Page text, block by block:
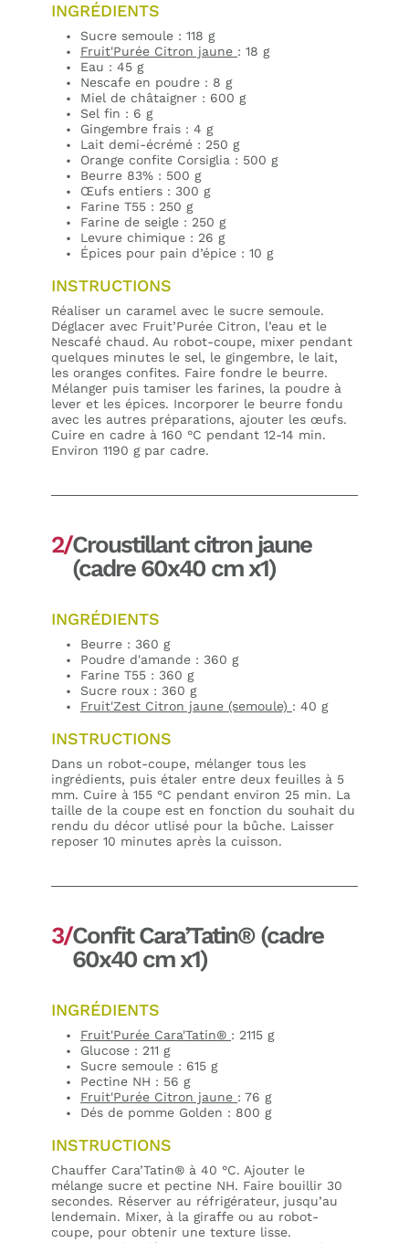
INGRÉDIENTS
Sucre semoule : 118 g
Fruit'Purée Citron jaune : 18 g
Eau : 45 g
Nescafe en poudre : 8 g
Miel de châtaigner : 600 g
Sel fin : 6 g
Gingembre frais : 4 g
Lait demi-écrémé : 250 g
Orange confite Corsiglia : 500 g
Beurre 83% : 500 g
Œufs entiers : 300 g
Farine T55 : 250 g
Farine de seigle : 250 g
Levure chimique : 26 g
Épices pour pain d’épice : 10 g
INSTRUCTIONS
Réaliser un caramel avec le sucre semoule.
Déglacer avec Fruit’Purée Citron, l’eau et le
Nescafé chaud. Au robot-coupe, mixer pendant
quelques minutes le sel, le gingembre, le lait,
les oranges confites. Faire fondre le beurre.
Mélanger puis tamiser les farines, la poudre à
lever et les épices. Incorporer le beurre fondu
avec les autres préparations, ajouter les œufs.
Cuire en cadre à 160 °C pendant 12-14 min.
Environ 1190 g par cadre.
2/Croustillant citron jaune
(cadre 60x40 cm x1)
INGRÉDIENTS
Beurre : 360 g
Poudre d'amande : 360 g
Farine T55 : 360 g
Sucre roux : 360 g
Fruit'Zest Citron jaune (semoule) : 40 g
INSTRUCTIONS
Dans un robot-coupe, mélanger tous les
ingrédients, puis étaler entre deux feuilles à 5
mm. Cuire à 155 °C pendant environ 25 min. La
taille de la coupe est en fonction du souhait du
rendu du décor utlisé pour la bûche. Laisser
reposer 10 minutes après la cuisson.
3/Confit Cara’Tatin® (cadre
60x40 cm x1)
INGRÉDIENTS
Fruit'Purée Cara'Tatin® : 2115 g
Glucose : 211 g
Sucre semoule : 615 g
Pectine NH : 56 g
Fruit'Purée Citron jaune : 76 g
Dés de pomme Golden : 800 g
INSTRUCTIONS
Chauffer Cara’Tatin® à 40 °C. Ajouter le
mélange sucre et pectine NH. Faire bouillir 30
secondes. Réserver au réfrigérateur, jusqu’au
lendemain. Mixer, à la giraffe ou au robot-
coupe, pour obtenir une texture lisse.